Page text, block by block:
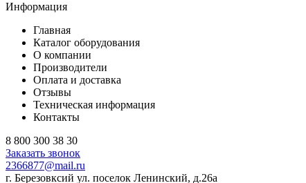
Информация
Главная
Каталог оборудования
О компании
Производители
Оплата и доставка
Отзывы
Техническая информация
Контакты
8 800 300 38 30
Заказать звонок
2366877@mail.ru
г. Березовксий ул. поселок Ленинский, д.26а